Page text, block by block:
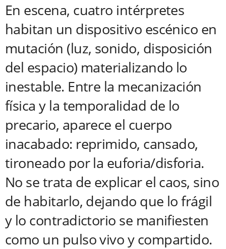
En escena, cuatro intérpretes
habitan un dispositivo escénico en
mutación (luz, sonido, disposición
del espacio) materializando lo
inestable. Entre la mecanización
física y la temporalidad de lo
precario, aparece el cuerpo
inacabado: reprimido, cansado,
tironeado por la euforia/disforia.
No se trata de explicar el caos, sino
de habitarlo, dejando que lo frágil
y lo contradictorio se manifiesten
como un pulso vivo y compartido.